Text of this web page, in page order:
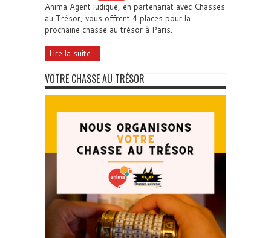
Anima Agent ludique, en partenariat avec Chasses
au Trésor, vous offrent 4 places pour la
prochaine chasse au trésor à Paris.
Lire la suite...
VOTRE CHASSE AU TRÉSOR